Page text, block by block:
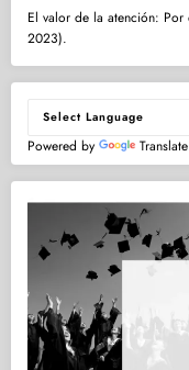
El valor de la atención:
2023).
Powered by Translate